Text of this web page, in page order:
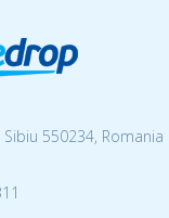
550234, Romania